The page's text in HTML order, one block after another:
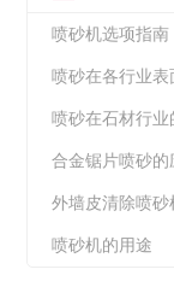
喷砂机选项指
喷砂在各行业表
喷砂在石材行业
合金锯片喷砂的
外墙皮清除喷
喷砂机的用途